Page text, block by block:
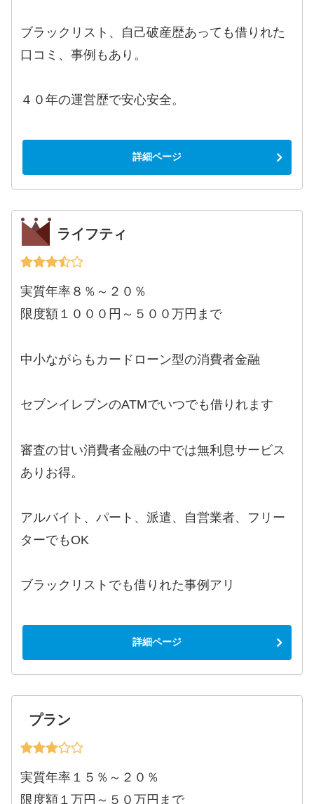
ブラックリスト、自己破産歴あっても借りれた
口コミ、事例もあり。
４０年の運営歴で安心安全。
詳細ページ
ライフティ
実質年率８％～２０％
限度額１０００円～５００万円まで
中小ながらもカードローン型の消費者金融
セブンイレブンのATMでいつでも借りれます
審査の甘い消費者金融の中では無利息サービス
ありお得。
アルバイト、パート、派遣、自営業者、フリー
ターでもOK
ブラックリストでも借りれた事例アリ
詳細ページ
プラン
実質年率１５％～２０％
限度額１万円～５０万円まで